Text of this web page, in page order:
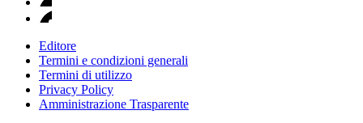
Editore
Termini e condizioni generali
Termini di utilizzo
Privacy Policy
Amministrazione Trasparente